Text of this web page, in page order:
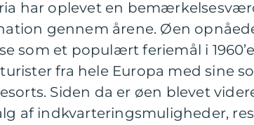
har oplevet en
gennem årene. Øen
som et populært feriemål i
fra hele Europa med sine
Siden da er øen blevet
af indkvarteringsmuligheder,